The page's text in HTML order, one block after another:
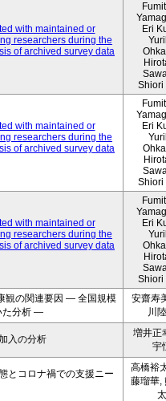
with maintained or
researchers during the
of archived survey data
Eri
Shiori
with maintained or
researchers during the
of archived survey data
Eri
Shiori
with maintained or
researchers during the
of archived survey data
Eri
Shiori
観の関連要因 ― 全国規模
た分析 ―
安齋寿
川
入の分析
増井正
宇
とコロナ禍での支援ニー
高橋裕
藤瑠華,
太